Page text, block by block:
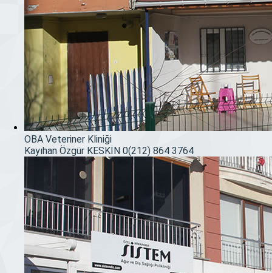
OBA Veteriner Kliniği
Kayıhan Özgür KESKİN 0(212) 864 3764